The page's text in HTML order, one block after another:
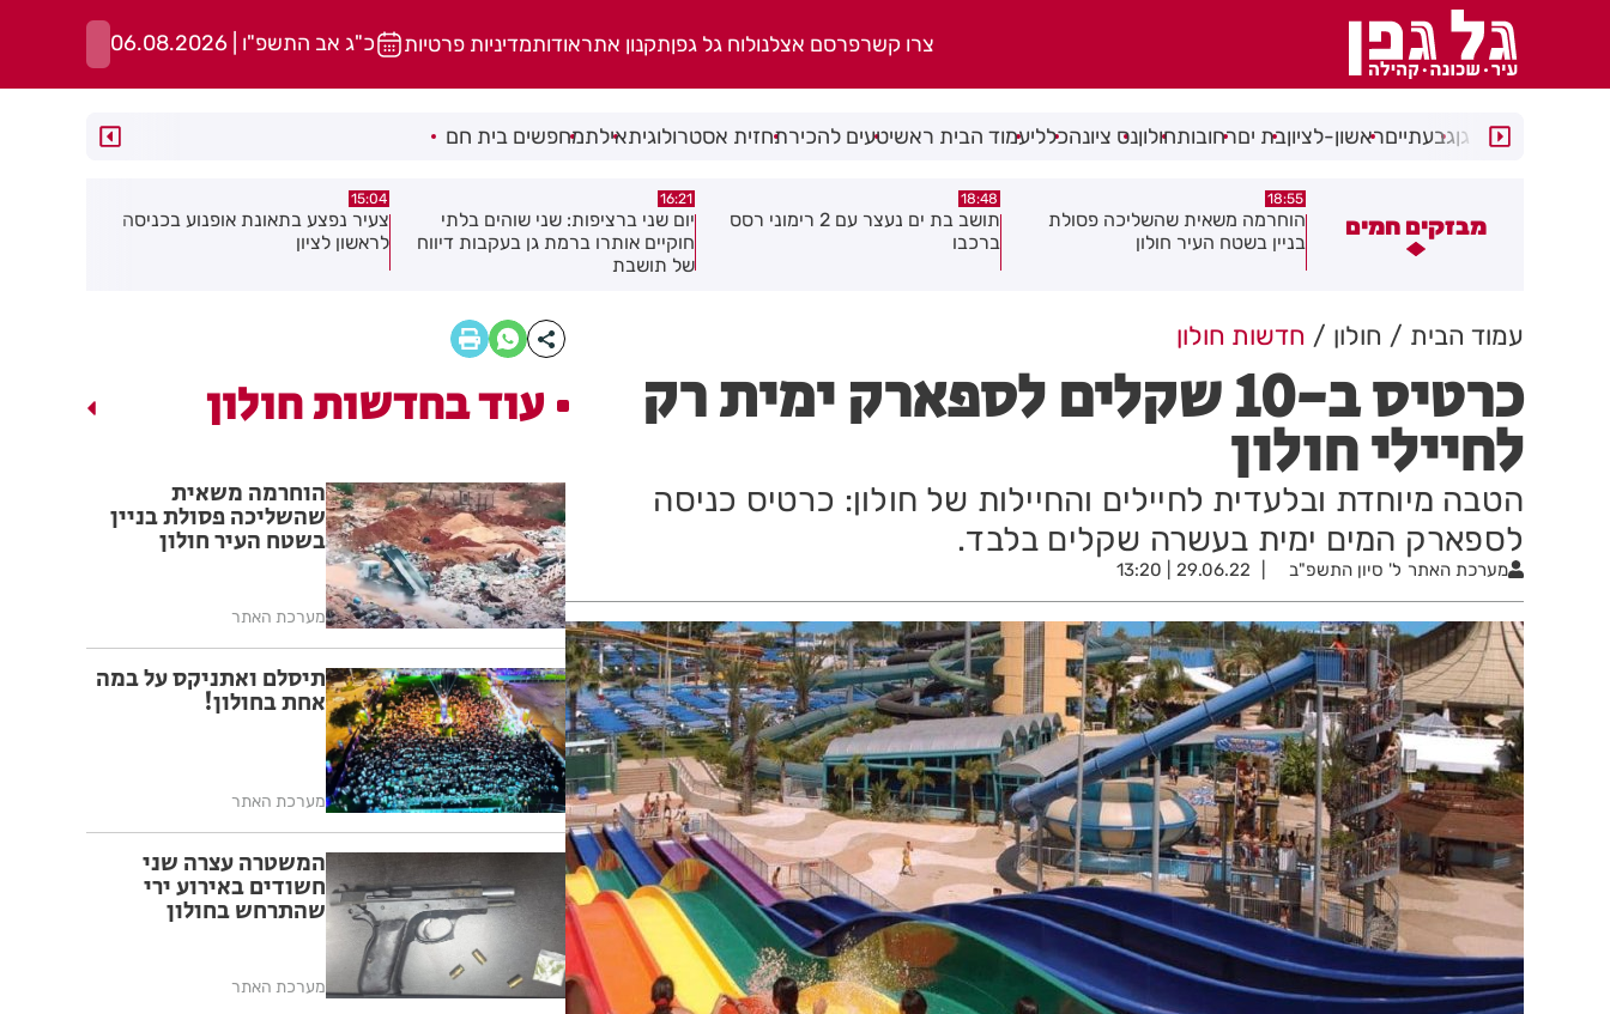
צרו קשרפרסם אצלנולוח גל גפןתקנון אתראודותמדיניות פרטיות כ"ג אב התשפ"ו | 06.08.2026
רמת גןגבעתייםראשון-לציוןבת יםרחובותחולוןנס ציונהכלליעמוד הבית ראשיטעים להכירתחזית אסטרולוגיתאילתמחפשים בית חם
מבזקים חמים
הוחרמה משאית שהשליכה פסולת
בניין בשטח העיר חולון
18:48
תושב בת ים נעצר עם 2 רימוני רסס
ברכבו
16:21
יום שני ברציפות: שני שוהים בלתי
חוקיים אותרו ברמת גן בעקבות דיווח
15:04
צעיר נפצע בתאונת אופנוע בכניסה
לראשון לציון
14:52
כתב אישום נגד תושבת בת ים
בעקבות התעללות בפעוטות בגן בתל
עמוד הבית חולון חדשות חולון
כרטיס ב-10 שקלים לספארק ימית רק
לחיילי חולון
הטבה מיוחדת ובלעדית לחיילים והחיילות של חולון: כרטיס כניסה
לספארק המים ימית בעשרה שקלים בלבד.
מערכת האתר ל' סיון התשפ"ב 29.06.22 | 13:20
עוד בחדשות חולון
הוחרמה משאית
שהשליכה פסולת בניין
בשטח העיר חולון
מערכת האתר
תיסלם ואתניקס על במה
אחת בחולון!
מערכת האתר
המשטרה עצרה שני
חשודים באירוע ירי
שהתרחש בחולון
מערכת האתר